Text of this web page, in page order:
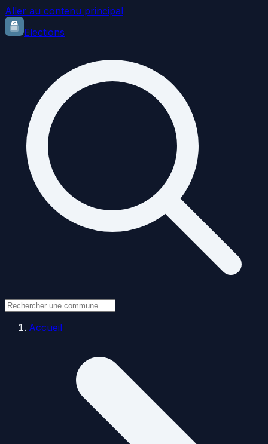
Aller au contenu principal
Elections
Accueil